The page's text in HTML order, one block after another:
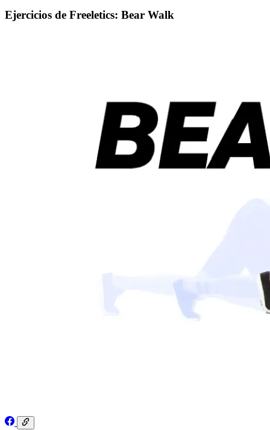
Ejercicios de Freeletics: Bear Walk